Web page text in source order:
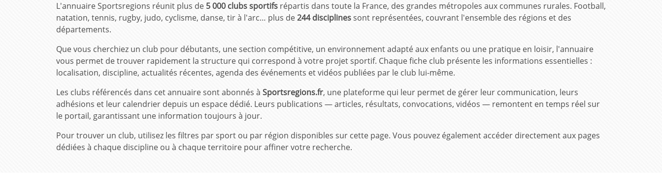
L'annuaire Sportsregions réunit plus de 5 000 clubs sportifs répartis dans toute la France, des grandes métropoles aux communes rurales. Football,
natation, tennis, rugby, judo, cyclisme, danse, tir à l'arc… plus de244 disciplinessont représentées, couvrant l'ensemble des régions et des
départements.
Que vous cherchiez un club pour débutants, une section compétitive, un environnement adapté aux enfants ou une pratique en loisir, l'annuaire
vous permet de trouver rapidement la structure qui correspond à votre projet sportif. Chaque fiche club présente les informations essentielles :
localisation, discipline, actualités récentes, agenda des événements et vidéos publiées par le club lui-même.
Les clubs référencés dans cet annuaire sont abonnés à Sportsregions.fr, une plateforme qui leur permet de gérer leur communication, leurs
adhésions et leur calendrier depuis un espace dédié. Leurs publications — articles, résultats, convocations, vidéos — remontent en temps réel sur
le portail, garantissant une information toujours à jour.
Pour trouver un club, utilisez les filtres par sport ou par région disponibles sur cette page. Vous pouvez également accéder directement aux pages
dédiées à chaque discipline ou à chaque territoire pour affiner votre recherche.